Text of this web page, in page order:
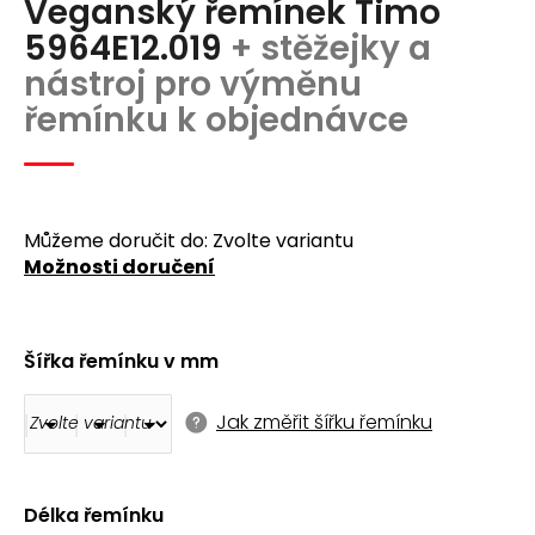
produktu
je
0,0
z
5
hvězdiček.
Veganský řemínek Timo
5964E12.019 + stěžejky a
nástroj pro výměnu
řemínku k objednávce
Délka řemínku
Šířka řemínku v mm
Jak změřit šířku řemínku
Můžeme doručit do: Zvolte variantu
Možnosti doručení
a
j
í
t
?
D
o
p
o
u